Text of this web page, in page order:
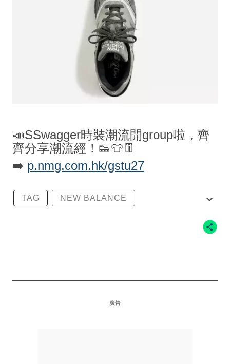
📣SSwagger時裝潮流開group啦，齊
齊分享潮流經！👟👕👖
➡️ p.nmg.com.hk/gstu27
TAG NEW BALANCE
廣告